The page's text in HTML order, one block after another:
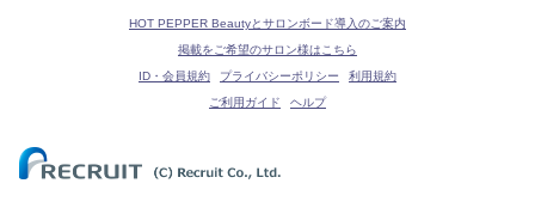
HOT PEPPER Beautyとサロンボード導入のご案内
掲載をご希望のサロン様はこちら
ID・会員規約
プライバシーポリシー
利用規約
ご利用ガイド
ヘルプ